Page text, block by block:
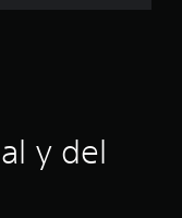
a
ó
y del